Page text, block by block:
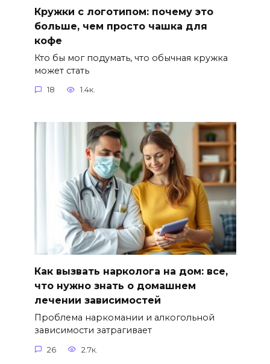
Кружки с логотипом: почему это
больше, чем просто чашка для
кофе
Кто бы мог подумать, что обычная кружка
может стать
18 1.4к.
Как вызвать нарколога на дом: все,
что нужно знать о домашнем
лечении зависимостей
Проблема наркомании и алкогольной
зависимости затрагивает
26 2.7к.